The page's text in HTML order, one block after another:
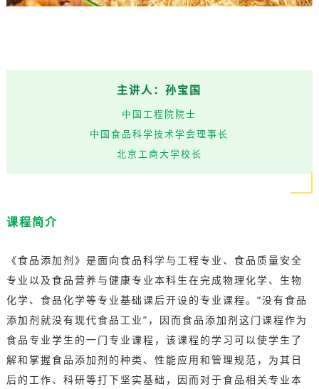
主讲人：孙宝国
中国工程院院士
中国食品科学技术学会理事长
北京工商大学校长
课程简介
《食品添加剂》是面向食品科学与工程专业、食品质量安全
专业以及食品营养与健康专业本科生在完成物理化学、生物
化学、食品化学等专业基础课后开设的专业课程。“没有食品
添加剂就没有现代食品工业”，因而食品添加剂这门课程作为
食品专业学生的一门专业课程，该课程的学习可以使学生了
解和掌握食品添加剂的种类、性能应用和管理规范，为其日
后的工作、科研等打下坚实基础，因而对于食品相关专业本